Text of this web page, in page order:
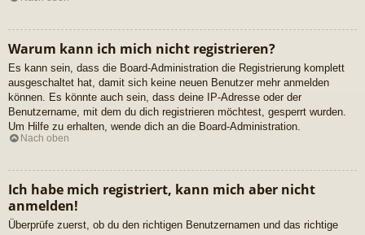
Warum kann ich mich nicht registrieren?
Es kann sein, dass die Board-Administration die Registrierung komplett
ausgeschaltet hat, damit sich keine neuen Benutzer mehr anmelden
können. Es könnte auch sein, dass deine IP-Adresse oder der
Benutzername, mit dem du dich registrieren möchtest, gesperrt wurden.
Um Hilfe zu erhalten, wende dich an die Board-Administration.
Nach oben
Ich habe mich registriert, kann mich aber nicht
anmelden!
Überprüfe zuerst, ob du den richtigen Benutzernamen und das richtige